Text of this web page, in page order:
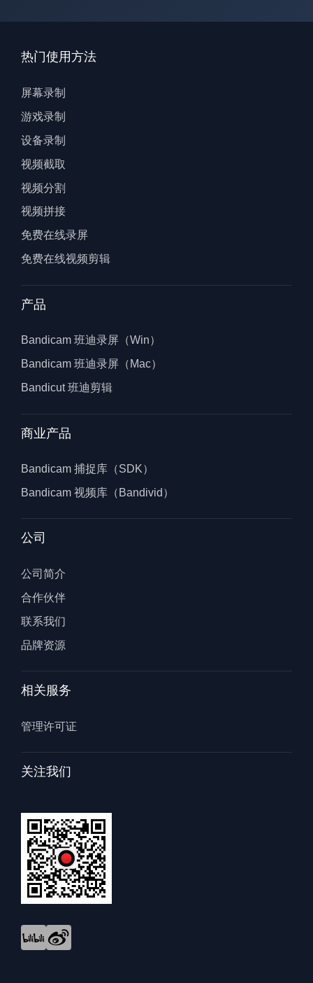
热门使用方法
屏幕录制
游戏录制
设备录制
视频截取
视频分割
视频拼接
免费在线录屏
免费在线视频剪辑
产品
Bandicam 班迪录屏（Win）
Bandicam 班迪录屏（Mac）
Bandicut 班迪剪辑
商业产品
Bandicam 捕捉库（SDK）
Bandicam 视频库（Bandivid）
公司
公司简介
合作伙伴
联系我们
品牌资源
相关服务
管理许可证
关注我们